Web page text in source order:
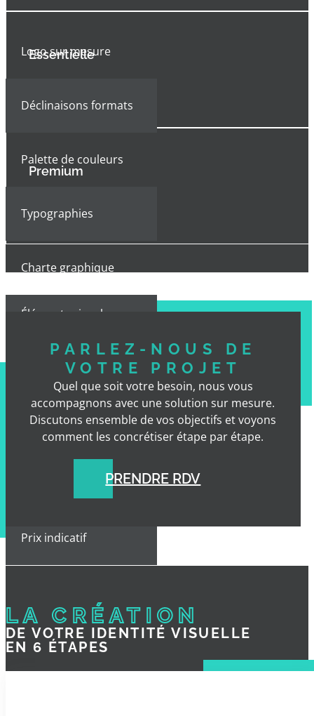
Logo sur mesure
Déclinaisons formats
Palette de couleurs
Typographies
Charte graphique
Éléments visuels
Livraison kit complet
Stratégie et
accompagnement
Prix indicatif
Essentielle
Premium
PARLEZ-NOUS DE
VOTRE PROJET
Quel que soit votre besoin, nous vous
accompagnons avec une solution sur mesure.
Discutons ensemble de vos objectifs et voyons
comment les concrétiser étape par étape.
PRENDRE RDV
LA CRÉATION
DE VOTRE IDENTITÉ VISUELLE
EN 6 ÉTAPES